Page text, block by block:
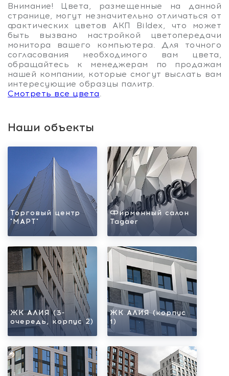
Внимание! Цвета, размещенные на данной
странице, могут незначительно отличаться от
фактических цветов АКП Bildex, что может
быть вызвано настройкой цветопередачи
монитора вашего компьютера. Для точного
согласования необходимого вам цвета,
обращайтесь к менеджерам по продажам
нашей компании, которые смогут выслать вам
интересующие образцы палитр.
Смотреть все цвета
Наши объекты
Торговый центр
"МАРТ"
Фирменный салон
Tagaer
ЖК АЛИЯ (3-
очередь, корпус 2)
ЖК АЛИЯ (корпус
1)